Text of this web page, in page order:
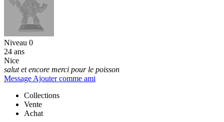
Niveau 0
24 ans
Nice
salut et encore merci pour le poisson
Message Ajouter comme ami
Collections
Vente
Achat